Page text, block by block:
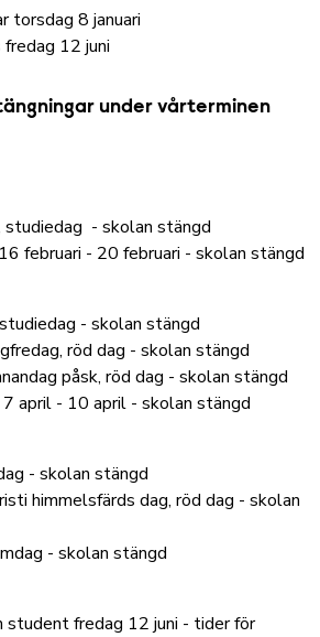
torsdag 8 januari
12 juni
under vårterminen
studiedag - skolan stängd
februari - 20 februari - skolan stängd
- skolan stängd
röd dag - skolan stängd
påsk, röd dag - skolan stängd
april - 10 april - skolan stängd
- skolan stängd
himmelsfärds dag, röd dag - skolan
- skolan stängd
student fredag 12 juni - tider för